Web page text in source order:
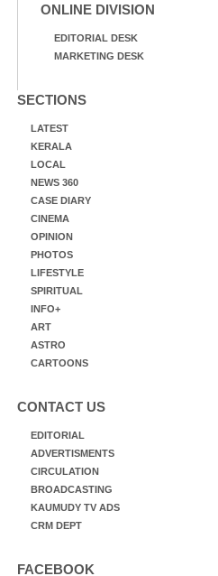
ONLINE DIVISION
EDITORIAL DESK
MARKETING DESK
SECTIONS
LATEST
KERALA
LOCAL
NEWS 360
CASE DIARY
CINEMA
OPINION
PHOTOS
LIFESTYLE
SPIRITUAL
INFO+
ART
ASTRO
CARTOONS
CONTACT US
EDITORIAL
ADVERTISMENTS
CIRCULATION
BROADCASTING
KAUMUDY TV ADS
CRM DEPT
FACEBOOK